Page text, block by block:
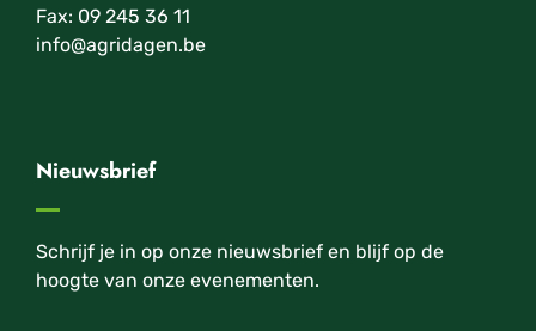
Fax: 09 245 36 11
info@agridagen.be
Nieuwsbrief
Schrijf je in op onze nieuwsbrief en blijf op de
hoogte van onze evenementen.